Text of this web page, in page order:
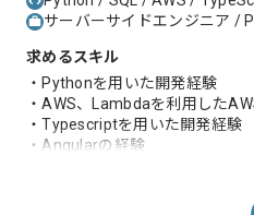
サーバーサイドエンジニア /
求めるスキル
・Pythonを用いた開発経験
・AWS、Lambdaを利用した
・Typescriptを用いた開発経験
・Angularの経験